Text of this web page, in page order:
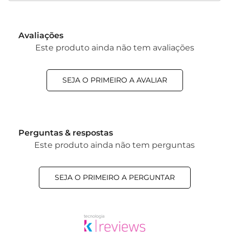
Avaliações
Este produto ainda não tem avaliações
SEJA O PRIMEIRO A AVALIAR
Perguntas & respostas
Este produto ainda não tem perguntas
SEJA O PRIMEIRO A PERGUNTAR